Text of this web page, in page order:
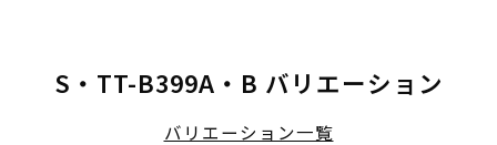
S・TT-B399A・B バリエーション
バリエーション一覧